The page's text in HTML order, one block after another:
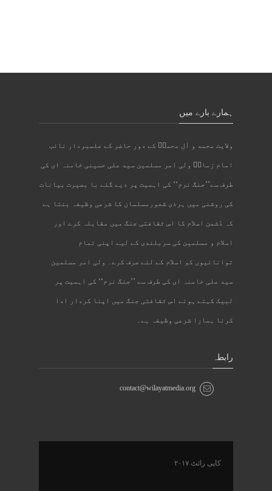
ہمارے بارے میں
ولایت محمد و آل محمدؐ کے دور حاضر کے علمبردار نائب
امام زمانؑ ولی امر مسلمین سید علی حسینی خامنہ ای کی
طرف سے’’جنگ نرم‘‘ کی اہمیت پر دیے گئے با بصیرت بیانات
کی روشنی میں ہرذی شعورمسلمان کا شرعی وظیفہ بنتا ہے
کہ دُشمن اسلام کا اس ثقافتی جنگ میں مقابلہ کرے اور
اسلام و مسلمین کی سربلندی کے لیے اپنی تمام
توانائیوں کو اسلام کے لئے صرف کرے۔ ولی امر مسلمین
سید علی خامنہ ای کی طرف سے ’’جنگ نرم‘‘ کی اہمیت پر
لبیک کہتے ہوئے اس ثقافتی جنگ میں اپنا کردار ادا
کرنا ہمارا شرعی وظیفہ ہے۔
رابطہ
contact@wilayatmedia.org
کاپی رائٹ ۲۰۱۷